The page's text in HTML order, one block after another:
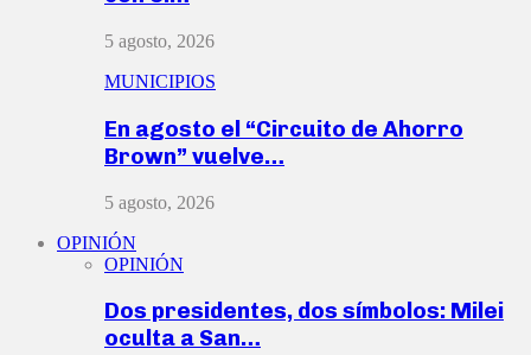
5 agosto, 2026
MUNICIPIOS
En agosto el “Circuito de Ahorro
Brown” vuelve…
5 agosto, 2026
OPINIÓN
OPINIÓN
Dos presidentes, dos símbolos: Milei
oculta a San…